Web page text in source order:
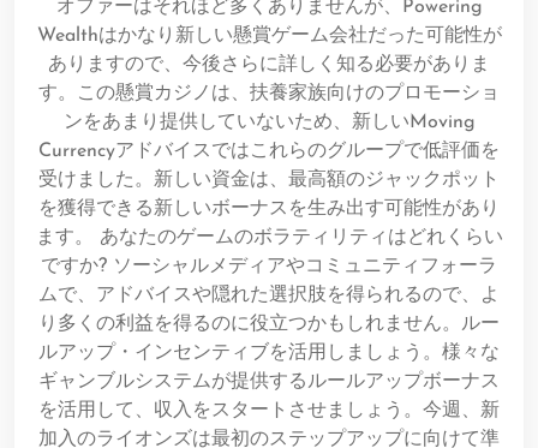
オファーはそれほど多くありませんが、Powering
Wealthはかなり新しい懸賞ゲーム会社だった可能性が
ありますので、今後さらに詳しく知る必要がありま
す。この懸賞カジノは、扶養家族向けのプロモーショ
ンをあまり提供していないため、新しいMoving
Currencyアドバイスではこれらのグループで低評価を
受けました。新しい資金は、最高額のジャックポット
を獲得できる新しいボーナスを生み出す可能性があり
ます。 あなたのゲームのボラティリティはどれくらい
ですか? ソーシャルメディアやコミュニティフォーラ
ムで、アドバイスや隠れた選択肢を得られるので、よ
り多くの利益を得るのに役立つかもしれません。ルー
ルアップ・インセンティブを活用しましょう。様々な
ギャンブルシステムが提供するルールアップボーナス
を活用して、収入をスタートさせましょう。今週、新
加入のライオンズは最初のステップアップに向けて準